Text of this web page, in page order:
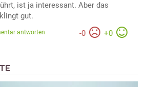
ist ja interessant. Aber das
gut.
-0 +0
antworten